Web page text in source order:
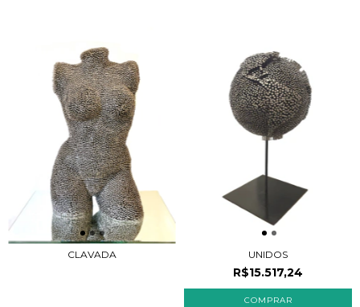
CLAVADA UNIDOS
R$15.517,24